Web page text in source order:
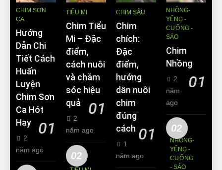
CHIM SƠN
CA
Hướng
Dẫn Chi
Tiết Cách
Huấn
Luyện
Chim Sơn
Ca Hót
Hay
01
2
năm ago
TIỂU MI
Chim Tiểu
Mi – Đặc
điểm,
cách nuôi
và chăm
sóc hiệu
quả
01
2
năm ago
02
CHIM SÂU
Chim
chích:
Đặc
điểm,
hướng
dẫn nuôi
chim
đúng
cách 01
1
năm ago
NHỒNG-
YỂNG -
CƯỠNG -
SÁO
Chim
Nhồng
01
2
năm
ago
02
NHỒNG-
YỂNG -
CƯỠNG
- SÁO